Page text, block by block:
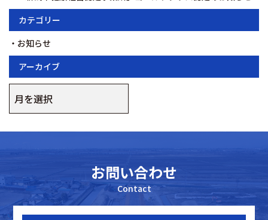
カテゴリー
お知らせ
アーカイブ
ー
カ
お問い合わせ
Contact